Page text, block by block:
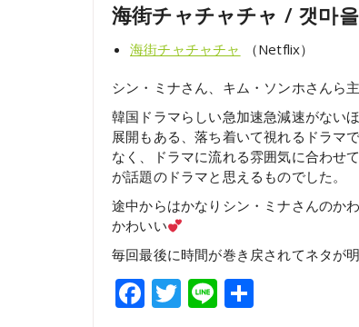
海街チャチャチャ / 갯마
海街チャチャチャ （Netflix）
シン・ミナさん、キム・ソンホさんら主
韓国ドラマらしい急加速急減速がない
展開もある、落ち着いて視れるドラマ
なく、ドラマに流れる雰囲気に合わせ
が話題のドラマと思えるものでした。
途中からはかなりシン・ミナさんのか
かわいい
毎回最後に時間が巻き戻されてネタが
Facebook
Twitter
Line